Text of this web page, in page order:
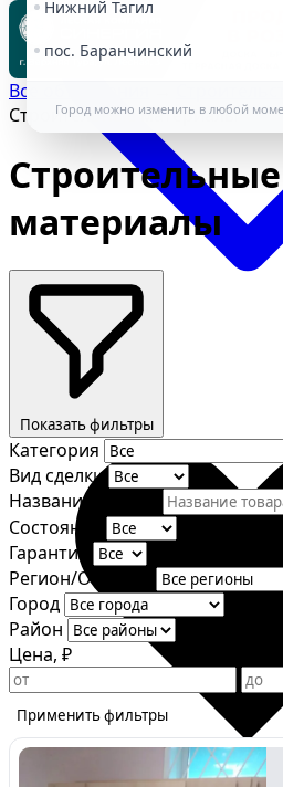
Нижний Тагил
пос. Баранчинский
Город можно изменить в любой
Избранное
Все объявления
Строительные материалы
Строительные
материалы
Категория
Вид сделки
Название товара
Состояние
Гарантия
Регион/Область
Город
Район
Цена, ₽
Применить фильтры
Показать фильтры